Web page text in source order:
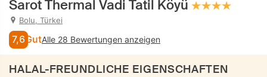
Sarot Thermal Vadi Tatil Köyü
Bolu, Türkei
7,6 GutAlle 28 Bewertungen anzeigen
HALAL-FREUNDLICHE EIGENSCHAFTEN